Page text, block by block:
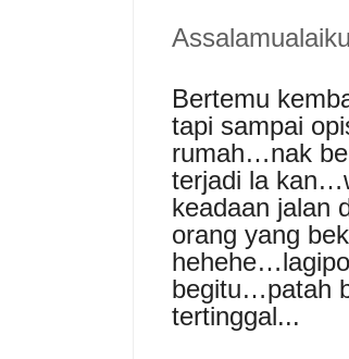
Bertemu
tapi sampai
rumah…nak
terjadi la
keadaan jalan
orang yang
begitu…patah
tertinggal...